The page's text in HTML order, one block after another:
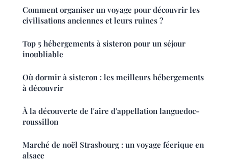
Comment organiser un voyage pour découvrir les
civilisations anciennes et leurs ruines ?
Top 5 hébergements à sisteron pour un séjour
inoubliable
Où dormir à sisteron : les meilleurs hébergements
à découvrir
À la découverte de l'aire d'appellation languedoc-
roussillon
Marché de noël Strasbourg : un voyage féerique en
alsace